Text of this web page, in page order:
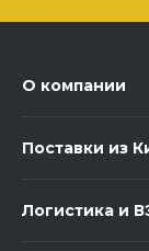
О компании
Поставки из
Логистика и